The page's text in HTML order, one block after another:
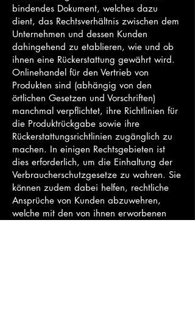
bindendes Dokument, welches dazu
dient, das Rechtsverhältnis zwischen dem
Unternehmen und dessen Kunden
dahingehend zu etablieren, wie und ob
ihnen eine Rückerstattung gewährt wird.
Onlinehandel für den Vertrieb von
Produkten sind (abhängig von den
örtlichen Gesetzen und Vorschriften)
manchmal verpflichtet, ihre Richtlinien für
die Produktrückgabe sowie ihre
Rückerstattungsrichtlinien zugänglich zu
machen. In einigen Rechtsgebieten ist
dies erforderlich, um die Einhaltung der
Verbraucherschutzgesetze zu wahren. Sie
können zudem dabei helfen, rechtliche
Ansprüche von Kunden abzuwehren,
welche mit den von ihnen erworbenen